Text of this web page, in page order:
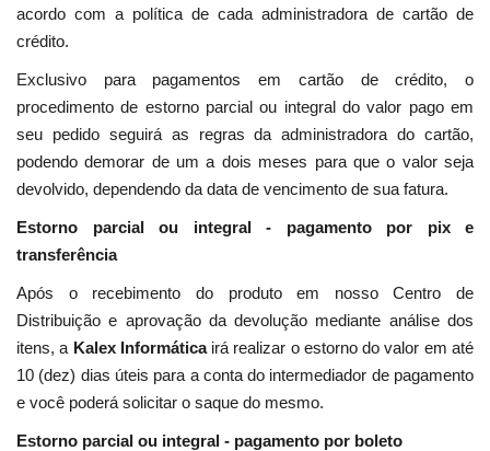
acordo com a política de cada administradora de cartão de
crédito.
Exclusivo para pagamentos em cartão de crédito, o
procedimento de estorno parcial ou integral do valor pago em
seu pedido seguirá as regras da administradora do cartão,
podendo demorar de um a dois meses para que o valor seja
devolvido, dependendo da data de vencimento de sua fatura.
Estorno parcial ou integral - pagamento por pix e
transferência
Após o recebimento do produto em nosso Centro de
Distribuição e aprovação da devolução mediante análise dos
itens, a Kalex Informática irá realizar o estorno do valor em até
10 (dez) dias úteis para a conta do intermediador de pagamento
e você poderá solicitar o saque do mesmo.
Estorno parcial ou integral - pagamento por boleto